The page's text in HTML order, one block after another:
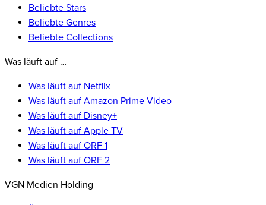
Beliebte Stars
Beliebte Genres
Beliebte Collections
Was läuft auf …
Was läuft auf Netflix
Was läuft auf Amazon Prime Video
Was läuft auf Disney+
Was läuft auf Apple TV
Was läuft auf ORF 1
Was läuft auf ORF 2
VGN Medien Holding